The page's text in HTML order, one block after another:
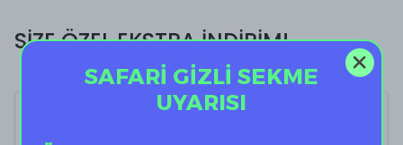
SİZE ÖZEL EKSTRA İNDİRİM!
SAFARİ GİZLİ SEKME
UYARISI